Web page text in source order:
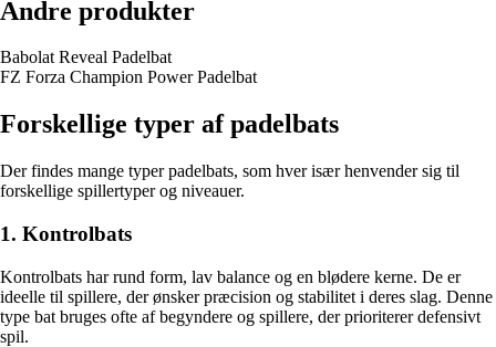
Andre produkter
Babolat Reveal Padelbat
FZ Forza Champion Power Padelbat
Forskellige typer af padelbats
Der findes mange typer padelbats, som hver især henvender sig til
forskellige spillertyper og niveauer.
1. Kontrolbats
Kontrolbats har rund form, lav balance og en blødere kerne. De er
ideelle til spillere, der ønsker præcision og stabilitet i deres slag. Denne
type bat bruges ofte af begyndere og spillere, der prioriterer defensivt
spil.